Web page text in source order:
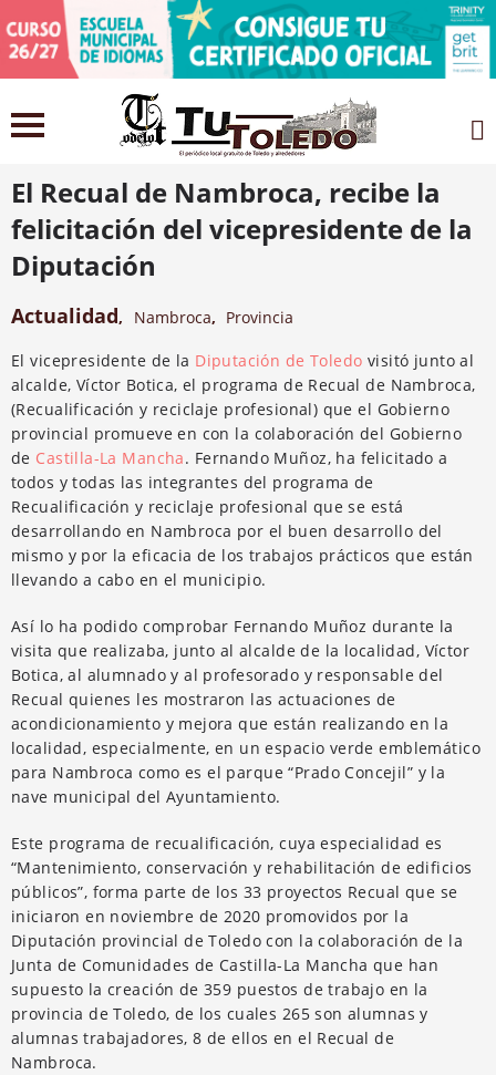
26 abril 2021
El Recual de Nambroca, recibe la
felicitación del vicepresidente de la
Diputación
Actualidad, Nambroca, Provincia
El vicepresidente de la Diputación de Toledo visitó junto al
alcalde, Víctor Botica, el programa de Recual de Nambroca,
(Recualificación y reciclaje profesional) que el Gobierno
provincial promueve en con la colaboración del Gobierno
de Castilla-La Mancha. Fernando Muñoz, ha felicitado a
todos y todas las integrantes del programa de
Recualificación y reciclaje profesional que se está
desarrollando en Nambroca por el buen desarrollo del
mismo y por la eficacia de los trabajos prácticos que están
llevando a cabo en el municipio.
Así lo ha podido comprobar Fernando Muñoz durante la
visita que realizaba, junto al alcalde de la localidad, Víctor
Botica, al alumnado y al profesorado y responsable del
Recual quienes les mostraron las actuaciones de
acondicionamiento y mejora que están realizando en la
localidad, especialmente, en un espacio verde emblemático
para Nambroca como es el parque “Prado Concejil” y la
nave municipal del Ayuntamiento.
Este programa de recualificación, cuya especialidad es
“Mantenimiento, conservación y rehabilitación de edificios
públicos”, forma parte de los 33 proyectos Recual que se
iniciaron en noviembre de 2020 promovidos por la
Diputación provincial de Toledo con la colaboración de la
Junta de Comunidades de Castilla-La Mancha que han
supuesto la creación de 359 puestos de trabajo en la
provincia de Toledo, de los cuales 265 son alumnas y
alumnas trabajadores, 8 de ellos en el Recual de
Nambroca.